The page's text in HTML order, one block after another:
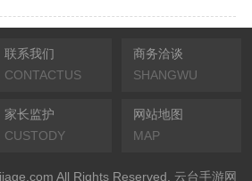
联系我们
CONTACTUS
商务洽谈
SHANGWU
家长监护
CUSTODY
网站地图
MAP
All Rights Reserved. 云台手游网